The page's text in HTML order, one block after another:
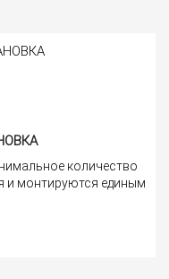
количество
и монтируются единым